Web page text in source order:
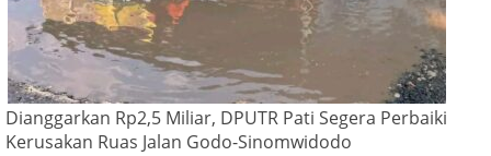
Dianggarkan Rp2,5 Miliar, DPUTR Pati Segera Perbaiki
Kerusakan Ruas Jalan Godo-Sinomwidodo